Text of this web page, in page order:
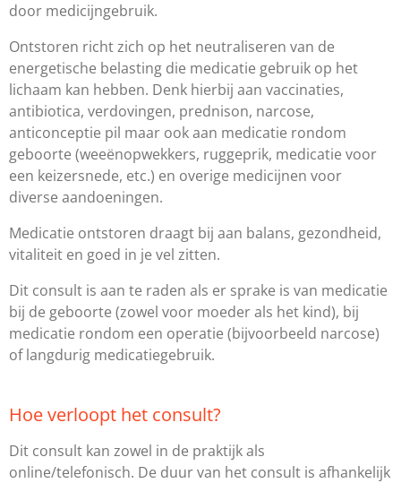
door medicijngebruik.
Ontstoren richt zich op het neutraliseren van de
energetische belasting die medicatie gebruik op het
lichaam kan hebben. Denk hierbij aan vaccinaties,
antibiotica, verdovingen, prednison, narcose,
anticonceptie pil maar ook aan medicatie rondom
geboorte (weeënopwekkers, ruggeprik, medicatie voor
een keizersnede, etc.) en overige medicijnen voor
diverse aandoeningen.
Medicatie ontstoren draagt bij aan balans, gezondheid,
vitaliteit en goed in je vel zitten.
Dit consult is aan te raden als er sprake is van medicatie
bij de geboorte (zowel voor moeder als het kind), bij
medicatie rondom een operatie (bijvoorbeeld narcose)
of langdurig medicatiegebruik.
Hoe verloopt het consult?
Dit consult kan zowel in de praktijk als
online/telefonisch. De duur van het consult is afhankelijk